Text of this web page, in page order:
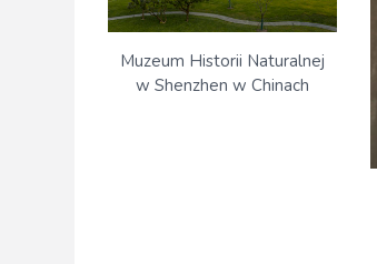
Muzeum Historii Naturalnej
w Shenzhen w Chinach